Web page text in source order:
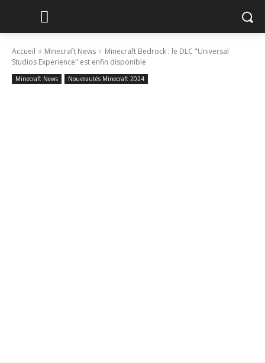
Accueil Minecraft News
Minecraft Bedrock : le DLC "Universal
Studios Experience" est enfin disponible
Minecraft News Nouveautés Minecraft 2024